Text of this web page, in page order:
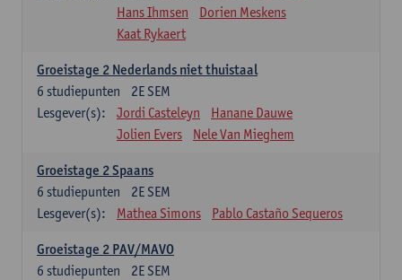
Hans Ihmsen
Dorien Meskens
Kaat Rykaert
Groeistage 2 Nederlands niet thuistaal
2E SEM
6 studiepunten
Lesgever(s):
Jordi Casteleyn
Hanane Dauwe
Jolien Evers
Nele Van Mieghem
Groeistage 2 Spaans
2E SEM
6 studiepunten
Lesgever(s):
Mathea Simons Pablo Castaño Sequeros
Groeistage 2 PAV/MAVO
2E SEM
6 studiepunten